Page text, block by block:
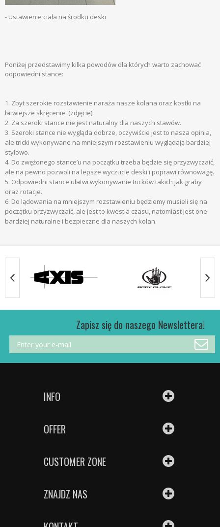
- Ustawienie ciała na środku deski
Poniżej przedstawimy kilka powodów dla których warto zachować
odpowiedni stance:
Zbyt szerokie rozstawienie naraża nasze kolana oraz kostki na
łatwiejsze skręcenie. (zdjęcie)
Za szeroki stance nie jest naturalny dla naszych stawów.
Szeroki stance nie wygląda dobrze, oczywiście jest to nasza opinia,
ale tricki wykonywane na mniejszym rozstawieniu wyglądają bardziej
stylowo.
Do zwężonego stance’u na początku trzeba będzie się przyzwyczaić,
ale na pewno pozwoli na lepsze wyczucie deski i poprawi równowagę.
Odpowiedni stance ułatwi wykonywanie tricków takich jak graby
oraz rotacje.
Do lądowania na mniejszym rozstawieniu będziemy musieli się na
początku przyzwyczaić, ale jest to kwestia czasu, natomiast jest one
bardziej naturalne i bezpieczne dla naszych kolan.
Zapisz się do naszego Newslettera!
INFO
OFFER
CUSTOMER ZONE
ZNAJDZ NAS